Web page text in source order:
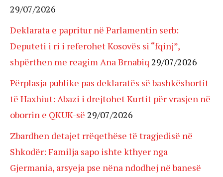
29/07/2026
Deklarata e papritur në Parlamentin serb:
Deputeti i ri i referohet Kosovës si “fqinj”,
shpërthen me reagim Ana Brnabiq 29/07/2026
Përplasja publike pas deklaratës së bashkëshortit
të Haxhiut: Abazi i drejtohet Kurtit për vrasjen në
oborrin e QKUK-së 29/07/2026
Zbardhen detajet rrëqethëse të tragjedisë në
Shkodër: Familja sapo ishte kthyer nga
Gjermania, arsyeja pse nëna ndodhej në banesë